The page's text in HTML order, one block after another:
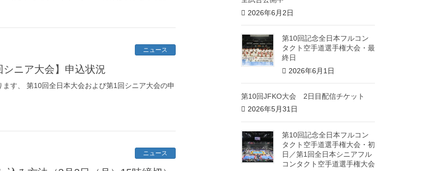
ニュース
シニア大会】申込状況
す、 第10回全日本大会および第1回シニア大会の申
ニュース
2026年6月2日
第10回記念全日本フルコン
タクト空手道選手権大会・最
終日
2026年6月1日
第10回JFKO大会 2日目配信チケット
2026年5月31日
第10回記念全日本フルコン
タクト空手道選手権大会・初
日／第1回全日本シニアフル
コンタクト空手道選手権大会